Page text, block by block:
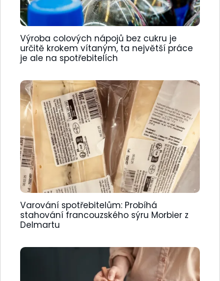
Výroba colových nápojů bez cukru je
určitě krokem vítaným, ta největší práce
je ale na spotřebitelích
Varování spotřebitelům: Probíhá
stahování francouzského sýru Morbier z
Delmartu